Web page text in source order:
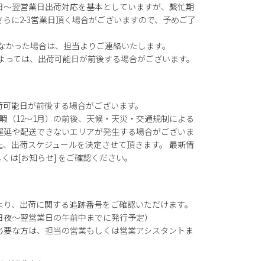
翌営業日出荷対応を基本としていますが、繫忙期
に2-3営業日頂く場合がございますので、予めご了
った場合は、担当よりご連絡いたします。
ては、出荷可能日が前後する場合がございます。
能日が前後する場合がございます。
（12～1月）の前後、天候・天災・交通規制による
や配送できないエリアが発生する場合がございま
出荷スケジュールを決定させて頂きます。 最新情
は[お知らせ] をご確認ください。
、出荷に関する追跡番号をご確認いただけます。
～翌営業日の午前中までに発行予定）
な方は、担当の営業もしくは営業アシスタントま